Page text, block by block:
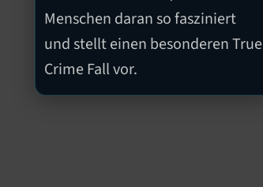
Menschen daran so fasziniert
und stellt einen besonderen True
Crime Fall vor.